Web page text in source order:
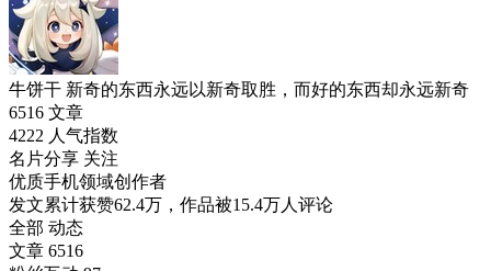
牛饼干 新奇的东西永远以新奇取胜，而好的东西却永远新奇
6516 文章
4222 人气指数
名片分享 关注
优质手机领域创作者
发文累计获赞62.4万，作品被15.4万人评论
全部 动态
文章 6516